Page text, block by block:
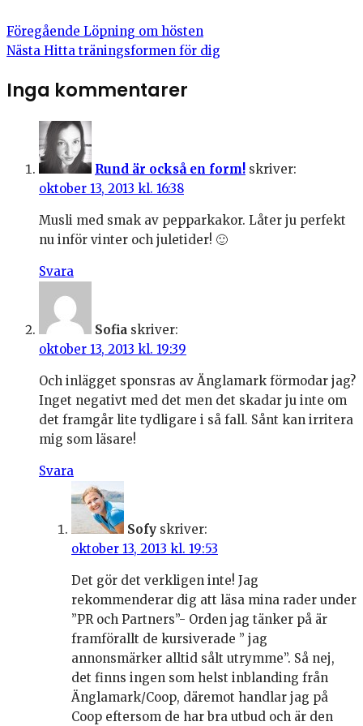
Föregående Löpning om hösten
Nästa Hitta träningsformen för dig
Inga kommentarer
Rund är också en form! skriver:
oktober 13, 2013 kl. 16:38
Musli med smak av pepparkakor. Låter ju perfekt
nu inför vinter och juletider! 🙂
Svara
Sofia skriver:
oktober 13, 2013 kl. 19:39
Och inlägget sponsras av Änglamark förmodar jag?
Inget negativt med det men det skadar ju inte om
det framgår lite tydligare i så fall. Sånt kan irritera
mig som läsare!
Svara
Sofy skriver:
oktober 13, 2013 kl. 19:53
Det gör det verkligen inte! Jag
rekommenderar dig att läsa mina rader under
”PR och Partners”- Orden jag tänker på är
framförallt de kursiverade ” jag
annonsmärker alltid sålt utrymme”. Så nej,
det finns ingen som helst inblanding från
Änglamark/Coop, däremot handlar jag på
Coop eftersom de har bra utbud och är den